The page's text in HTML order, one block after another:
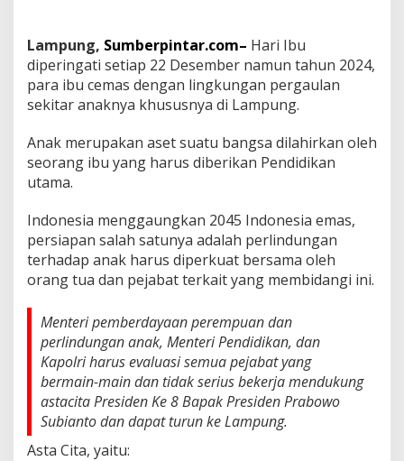
r
a
t
K
e
a
k
a
n
A
n
a
k
M
e
n
t
e
r
P
Lampung, Sumberpintar.com– Hari Ibu
diperingati setiap 22 Desember namun tahun 2024,
para ibu cemas dengan lingkungan pergaulan
sekitar anaknya khususnya di Lampung.
Anak merupakan aset suatu bangsa dilahirkan oleh
seorang ibu yang harus diberikan Pendidikan
utama.
Indonesia menggaungkan 2045 Indonesia emas,
persiapan salah satunya adalah perlindungan
terhadap anak harus diperkuat bersama oleh
orang tua dan pejabat terkait yang membidangi ini.
Menteri pemberdayaan perempuan dan
perlindungan anak, Menteri Pendidikan, dan
Kapolri harus evaluasi semua pejabat yang
bermain-main dan tidak serius bekerja mendukung
astacita Presiden Ke 8 Bapak Presiden Prabowo
Subianto dan dapat turun ke Lampung.
Asta Cita, yaitu: